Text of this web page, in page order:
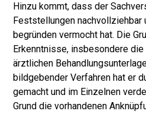
Hinzu kommt, dass der
Feststellungen nachvollziehbar
begründen vermocht hat. Die
Erkenntnisse, insbesondere
ärztlichen
bildgebender Verfahren hat er
gemacht und im Einzelnen
Grund die vorhandenen